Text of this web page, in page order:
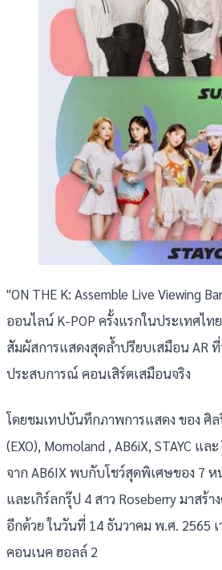
"ON THE K: Assemble Live Viewing
ออนไลน์ K-POP ครั้งแรกในประเทศไท
สัมผัสการแสดงสุดล้ำปรียบเสมือน AR
ประสบการณ์ คอนเสิร์ตเสมือนจริง
โดยชมเทปบันทึกภาพการแสดง ของ ศิล
(EXO), Momoland , AB6iX, STAYC
จาก AB6IX พบกับโชว์สุดพิเศษของ 7 หนุ่
และเกิร์ลกรุ๊ป 4 สาว Roseberry มาสร้
อีกด้วย ในวันที่ 14 ธันวาคม พ.ศ. 2565
คอนเนค ฮอลล์ 2